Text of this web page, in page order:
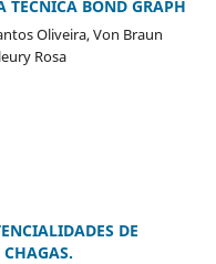
TÉCNICA BOND GRAPH
Oliveira, Von Braun
Rosa
DE